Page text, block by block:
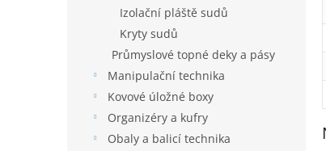
Izolační pláště sudů
Kryty sudů
Průmyslové topné deky a pásy
Manipulační technika
Kovové úložné boxy
Organizéry a kufry
Obaly a balicí technika